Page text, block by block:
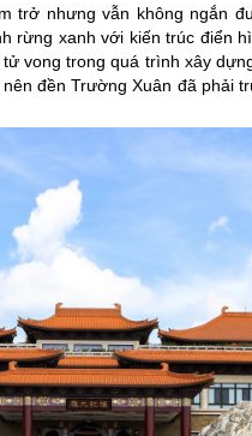
trở nhưng vẫn không ngắn
rừng xanh với kiến trúc điển
vong trong quá trình xây
đền Trường Xuân đã phải